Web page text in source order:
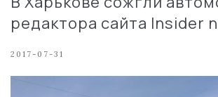
редактора сайта Insider
2017-07-31